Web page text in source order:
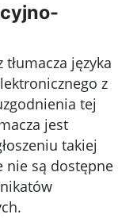
języka
z
tej
jest
takiej
nie są dostępne